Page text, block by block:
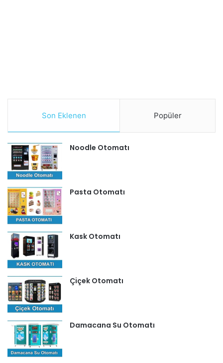
Son Eklenen Popüler
Noodle Otomatı
Pasta Otomatı
Kask Otomatı
Çiçek Otomatı
Damacana Su Otomatı